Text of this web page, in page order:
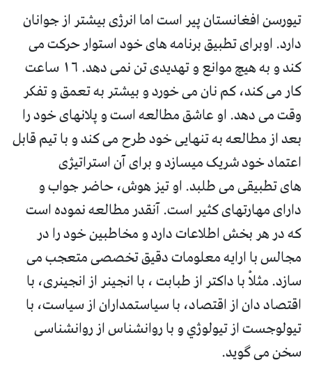
تیورسن افغانستان پیر است اما انرژی بیشتر از جوانان
دارد. اوبرای تطبیق برنامه های خود استوار حرکت می
کند و به هیچ موانع و تهدیدی تن نمی دهد. ۱۶ ساعت
کار می کند، کم نان می خورد و بیشتر به تعمق و تفکر
وقت می دهد. او عاشق مطالعه است و پلانهای خود را
بعد از مطالعه به تنهایی خود طرح می کند و با تیم قابل
اعتماد خود شریک میسازد و برای آن استراتیژی
های تطبیقی می طلبد. او تیز هوش، حاضر جواب و
دارای مهارتهای کثیر است. آنقدر مطالعه نموده است
که در هر بخش اطلاعات دارد و مخاطبین خود را در
مجالس با ارایه معلومات دقیق تخصصی متعجب می
سازد. مثلاْ با داکتر از طبابت ، با انجینر از انجینری، با
اقتصاد دان از اقتصاد، با سیاستمداران از سیاست، با
تیولوجست از تیولوژي و با روانشناس از روانشناسی
سخن می گوید.